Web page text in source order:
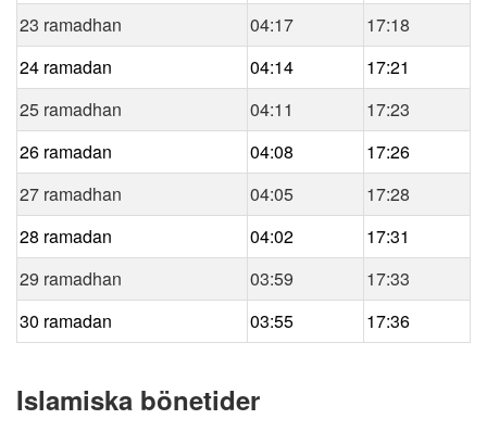
23 ramadhan
04:17
17:18
24 ramadan
04:14
17:21
25 ramadhan
04:11
17:23
26 ramadan
04:08
17:26
27 ramadhan
04:05
17:28
28 ramadan
04:02
17:31
29 ramadhan
03:59
17:33
30 ramadan
03:55 17:36
Islamiska bönetider